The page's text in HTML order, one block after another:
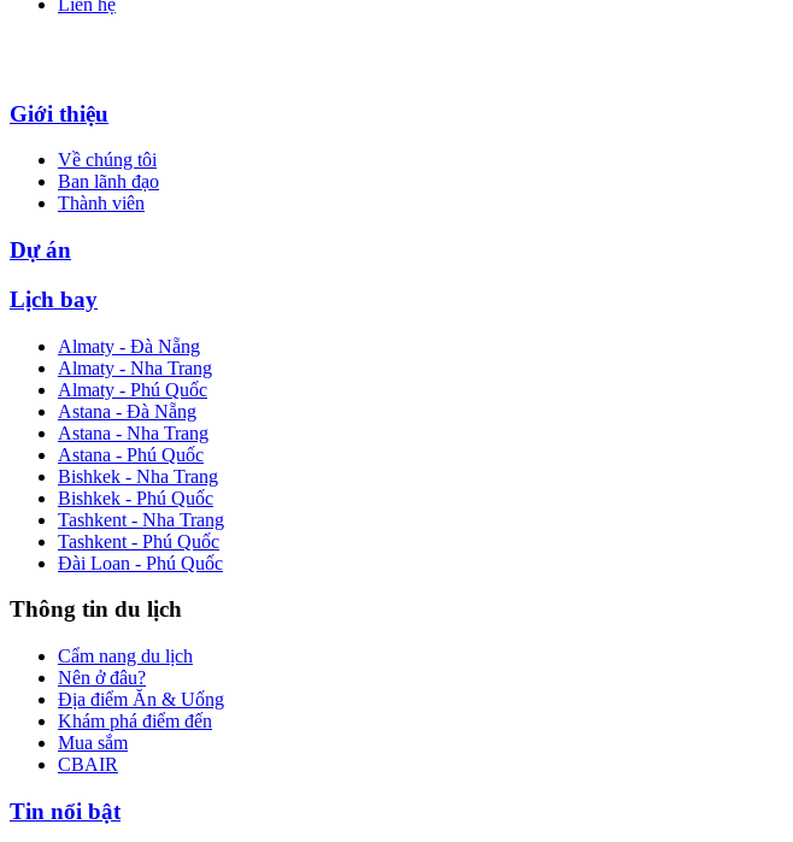
Liên hệ
Giới thiệu
Về chúng tôi
Ban lãnh đạo
Thành viên
Dự án
Lịch bay
Almaty - Đà Nẵng
Almaty - Nha Trang
Almaty - Phú Quốc
Astana - Đà Nẵng
Astana - Nha Trang
Astana - Phú Quốc
Bishkek - Nha Trang
Bishkek - Phú Quốc
Tashkent - Nha Trang
Tashkent - Phú Quốc
Đài Loan - Phú Quốc
Thông tin du lịch
Cẩm nang du lịch
Nên ở đâu?
Địa điểm Ăn & Uống
Khám phá điểm đến
Mua sắm
CBAIR
Tin nổi bật